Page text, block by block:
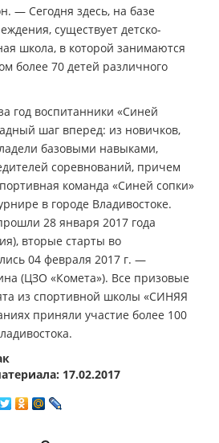
— Сегодня здесь, на базе
существует детско-
школа, в которой занимаются
более 70 детей различного
год воспитанники «Синей
шаг вперед: из новичков,
базовыми навыками,
соревнований, причем
команда «Синей сопки»
в городе Владивостоке.
28 января 2017 года
вторые старты во
04 февраля 2017 г. —
(ЦЗО «Комета»). Все призовые
из спортивной школы «СИНЯЯ
приняли участие более 100
17.02.2017